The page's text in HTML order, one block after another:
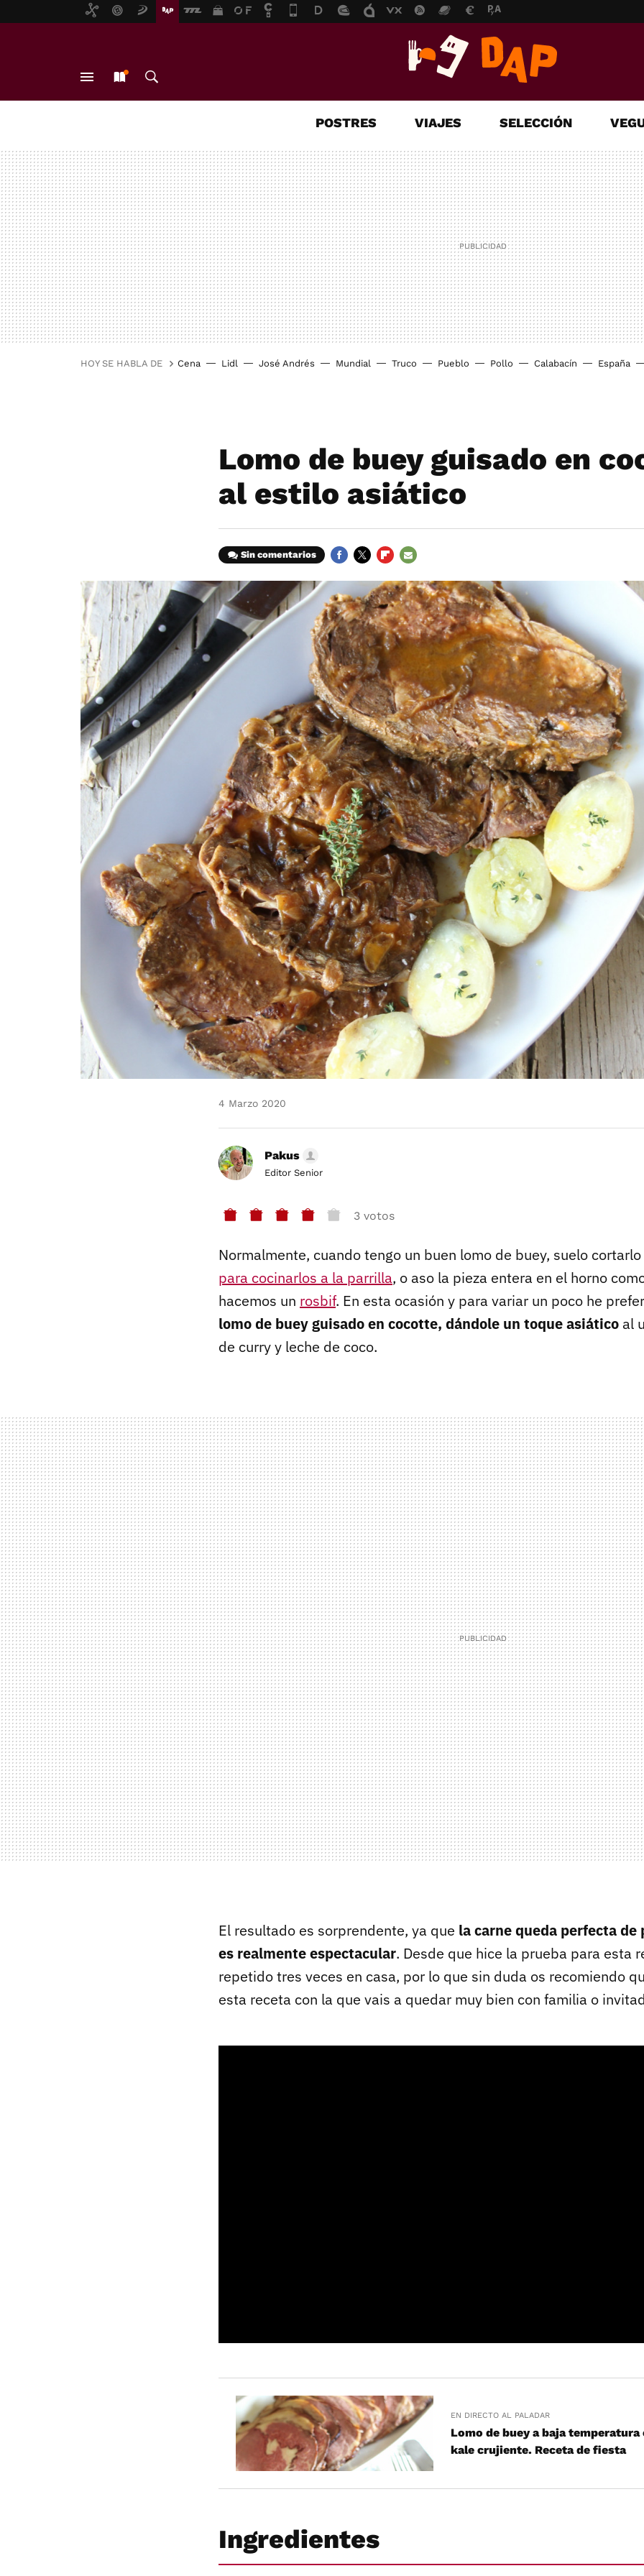
POSTRES VIAJES SELECCIÓN
HOY SE HABLA DE Cena Lidl José Andrés Mundial Truco Pueblo Pollo Calabacín España
Lomo de buey guisado en
al estilo asiático
Sin comentarios
MAIL
4 Marzo 2020
Pakus
Editor Senior
3 votos
Normalmente, cuando tengo un buen lomo de buey, suelo cortarlo
para cocinarlos a la parrilla, o aso la pieza entera en el horno
hacemos un rosbif. En esta ocasión y para variar un poco he
lomo de buey guisado en cocotte, dándole un toque asiático al
de curry y leche de coco.
El resultado es sorprendente, ya que la carne queda perfecta de
es realmente espectacular. Desde que hice la prueba para esta
repetido tres veces en casa, por lo que sin duda os recomiendo
esta receta con la que vais a quedar muy bien con familia o
EN DIRECTO AL PALADAR
Lomo de buey a baja temperatura
kale crujiente. Receta de fiesta
Ingredientes